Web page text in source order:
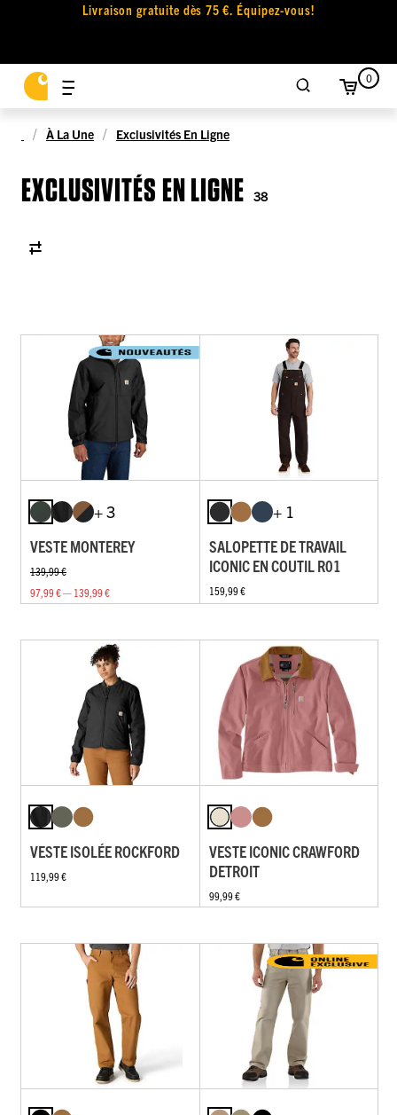
Livraison gratuite dès 75 €. Équipez-vous!
0
À La Une Exclusivités En Ligne
EXCLUSIVITÉS EN LIGNE 38
+ 3
VESTE MONTEREY
139,99 €
97,99 € — 139,99 €
+ 1
SALOPETTE DE TRAVAIL
ICONIC EN COUTIL R01
159,99 €
VESTE ISOLÉE ROCKFORD
119,99 €
VESTE ICONIC CRAWFORD
DETROIT
99,99 €